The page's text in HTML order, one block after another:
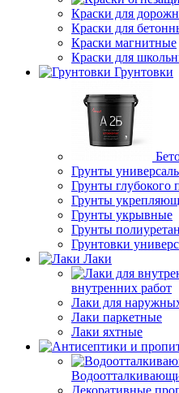
Краски для
Краски для
Краски магнитные
Краски для
Грунтовки
Грунты
Грунты глубокого
Грунты
Грунты укрывные
Грунты
Грунтовки
Лаки
внутренних работ
Лаки для
Лаки паркетные
Лаки яхтные